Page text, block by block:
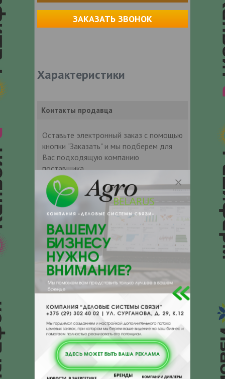
ЗАКАЗАТЬ ЗВОНОК
Характеристики
Контакты продавца
Оставьте электронный заказ с помощью
кнопки "Заказать" и мы подберем для
Вас подходящую компанию
поставщика.